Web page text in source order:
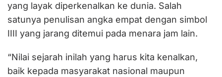
yang layak diperkenalkan ke dunia. Salah
satunya penulisan angka empat dengan simbol
IIII yang jarang ditemui pada menara jam lain.
“Nilai sejarah inilah yang harus kita kenalkan,
baik kepada masyarakat nasional maupun